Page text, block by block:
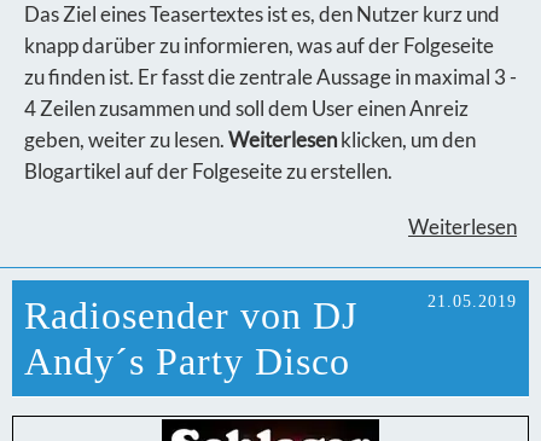
Das Ziel eines Teasertextes ist es, den Nutzer kurz und
knapp darüber zu informieren, was auf der Folgeseite
zu finden ist. Er fasst die zentrale Aussage in maximal 3 -
4 Zeilen zusammen und soll dem User einen Anreiz
geben, weiter zu lesen.Weiterlesenklicken, um den
Blogartikel auf der Folgeseite zu erstellen.
Weiterlesen
21.05.2019
Radiosender von DJ
Andy´s Party Disco